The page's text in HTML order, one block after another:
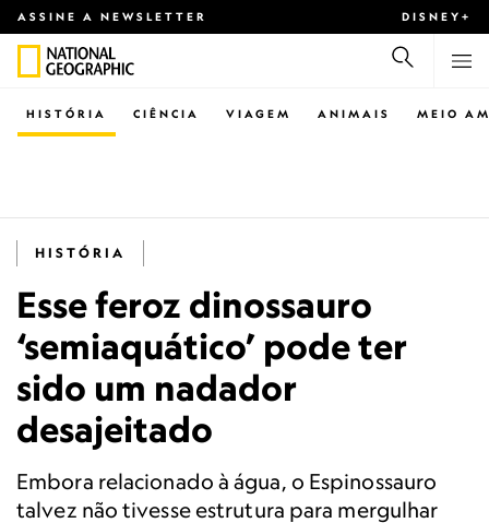
ASSINE A NEWSLETTER DISNEY+
CIÊNCIA VIAGEM ANIMAIS
HISTÓRIA MEIO
HISTÓRIA
Esse feroz dinossauro
‘semiaquático’ pode ter
sido um nadador
desajeitado
Embora relacionado à água, o Espinossauro
talvez não tivesse estrutura para mergulhar